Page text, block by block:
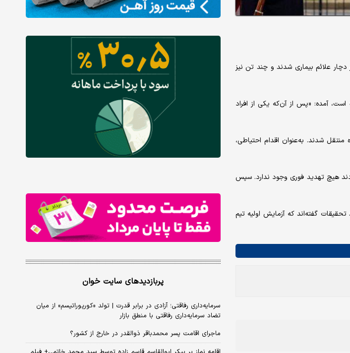
علائم بیماری شدند و چند تن نیز
آمده: «پس از آن‌که یکی از افراد
شدند. به‌عنوان اقدام احتیاطی،
هیچ تهدید فوری وجود ندارد. سپس
سفیدرنگ و ناشناخته بوده است. ۲ منبع آگاه به روند تحقیقات گفته‌اند که آزمایش اولیه تیم
پربازدیدهای سایت خوان
سرمایه‌داری رفاقتی؛ آزادی در برابر قدرت | تولد «کورپوراتیسم» از میان
تضاد سرمایه‌داری رفاقتی با منطق بازار
ماجرای اقامت پسر محمدباقر ذوالقدر در خارج از کشور؟